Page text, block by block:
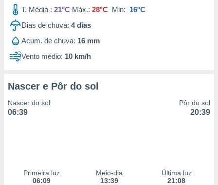
T. Média : 21°C Máx.: 28°C Min: 16°C
Dias de chuva: 4dias
Acum. de chuva: 16 mm
Vento médio: 10 km/h
Nascer e Pôr do sol
Nascer do sol
06:39
Pôr do sol
20:39
Primeira luz
06:09
Meio-dia
13:39
Última luz
21:08